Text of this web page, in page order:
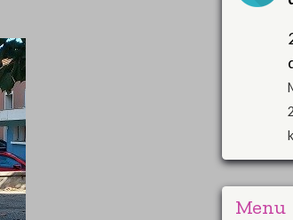
Menu